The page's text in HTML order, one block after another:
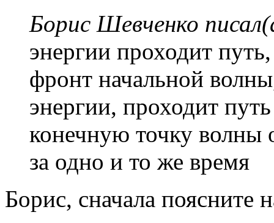
Борис Шевченко
энергии проходит
фронт начальной
энергии, проходит
конечную точку волны
за одно и то же время
Борис, сначала поясните